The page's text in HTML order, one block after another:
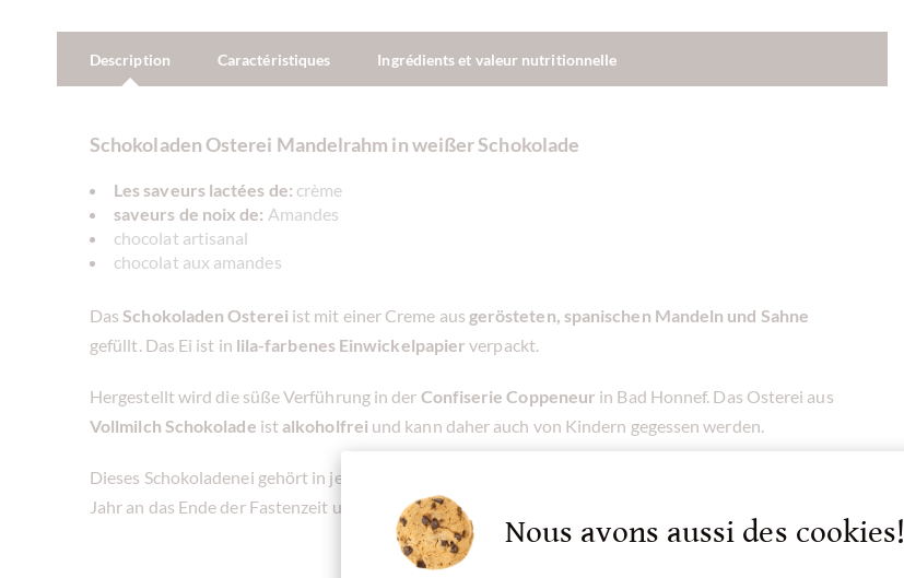
Description Caractéristiques Ingrédients et valeur nutritionnelle
Schokoladen Osterei Mandelrahm in weißer Schokolade
Les saveurs lactées de: crème
saveurs de noix de: Amandes
chocolat artisanal
chocolat aux amandes
DasSchokoladen Osterei ist mit einer Creme aus gerösteten, spanischen Mandeln und Sahne
gefüllt. Das Ei ist in lila-farbenes Einwickelpapier verpackt.
Hergestellt wird die süße Verführung in der Confiserie Coppeneur in Bad Honnef. Das Osterei aus
Vollmilch Schokolade ist alkoholfrei und kann daher auch von Kindern gegessen werden.
Dieses Schokoladenei gehört in jedes
Jahr an das Ende der Fastenzeit und an den Frühlingsanfang. Wir wünschen viel Freude damit!
Nous avons aussi des cookies!